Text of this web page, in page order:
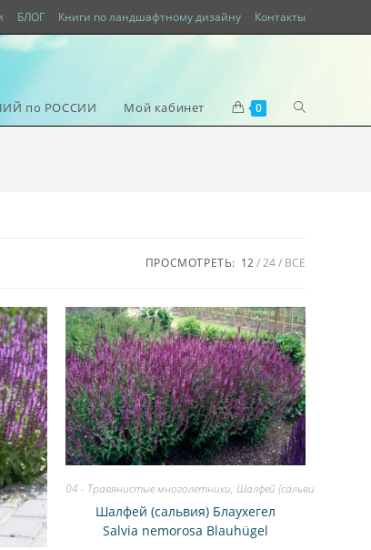
БЛОГ Книги по ландшафтному дизайну Контакты
по РОССИИ Мой кабинет 0
ПРОСМОТРЕТЬ: 12 24 ВСЕ
04 - Травянистые многолетники, Шалфей (сальвия)
Шалфей (сальвия) Блаухегел
Salvia nemorosa Blauhügel